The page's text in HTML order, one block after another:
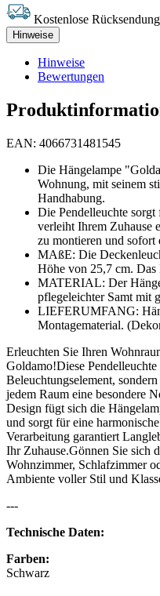
Kostenlose Rücksendung
Hinweise
Hinweise
Bewertungen
EAN: 4066731481545
Die Hängelampe
Wohnung, mit seinem
Handhabung.
Die Pendelleuchte
verleiht Ihrem Zuhause
zu montieren und sofort
MAßE: Die
Höhe von 25,7 cm.
MATERIAL: Der
pflegeleichter Samt mit
LIEFERUMFANG:
Montagematerial.
Erleuchten Sie Ihren
Goldamo!Diese
Beleuchtungselement,
jedem Raum eine besondere
Design fügt sich die
und sorgt für eine
Verarbeitung garantiert
Ihr Zuhause.Gönnen Sie sich
Wohnzimmer, Schlafzimmer
Ambiente voller Stil und
---
Technische Daten:
Farben:
Schwarz